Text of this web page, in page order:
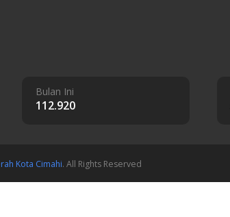
Bulan Ini
112.920
Kota Cimahi. All Rights Reserved